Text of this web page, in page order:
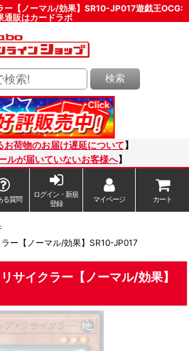
ー【ノーマル/効果】SR10-JP017遊戯王OCG:
通販はカードラボ
検索
お荷物のお届け遅延について 】
ルが届いていないお客様へ】
る質問
ログイン・新規
登録
マイページ カート
ー【ノーマル/効果】SR10-JP017
サイクラー【ノーマル/効果】